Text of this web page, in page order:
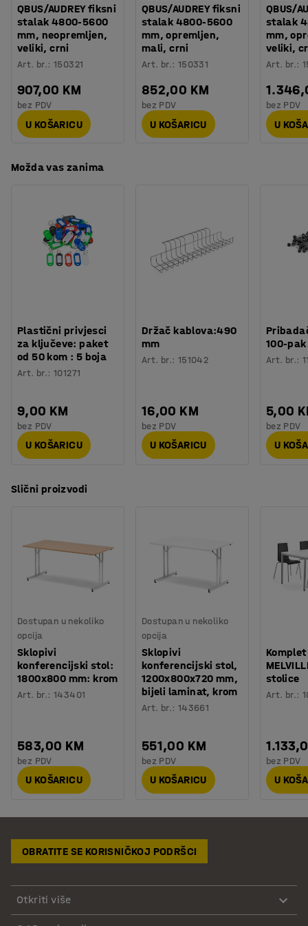
Težina : 150 kg
Montaža: Dolazi nesastavljeno
Testirano: EN 15372:2023
Kvaliteta - Eko oznaka
Möbelfakta 420250512
QBUS/AUDREY fiksni
stalak 4800-5600
mm, neopremljen,
veliki, crni
Art. br.:150321
907,00 KM
bez PDV
U KOŠARICU
QBUS/AUDREY fiksni
stalak 4800-5600
mm, opremljen,
mali, crni
Art. br.: 150331
852,00 KM
bez PDV
U KOŠARICU
QBUS/
stalak
mm,
veliki,
Art. br.:
bez PDV
U
Možda vas zanima
Plastični privjesci
za ključeve: paket
od 50 kom : 5 boja
Art. br.:101271
9,00 KM
bez PDV
U KOŠARICU
Držač kablova:490
mm
Art. br.: 151042
16,00 KM
bez PDV
U KOŠARICU
100-pak
Art. br.:
5,00
bez PDV
U
Slični proizvodi
Dostupan u nekoliko
opcija
Sklopivi
konferencijski stol:
1800x800 mm: krom
Art. br.:143401
583,00 KM
bez PDV
U KOŠARICU
Dostupan u nekoliko
opcija
Sklopivi
konferencijski stol,
1200x800x720 mm,
bijeli laminat, krom
Art. br.: 143661
551,00 KM
bez PDV
U KOŠARICU
Komplet
stolice
Art. br.:
bez PDV
U
OBRATITE SE KORISNIČKOJ PODRŠCI
Otkriti više